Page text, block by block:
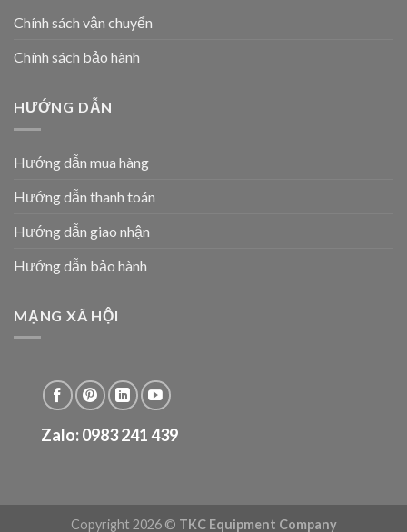
Chính sách vận chuyển
Chính sách bảo hành
HƯỚNG DẪN
Hướng dẫn mua hàng
Hướng dẫn thanh toán
Hướng dẫn giao nhận
Hướng dẫn bảo hành
MẠNG XÃ HỘI
Zalo: 0983 241 439
Copyright 2026 © TKC Equipment Company